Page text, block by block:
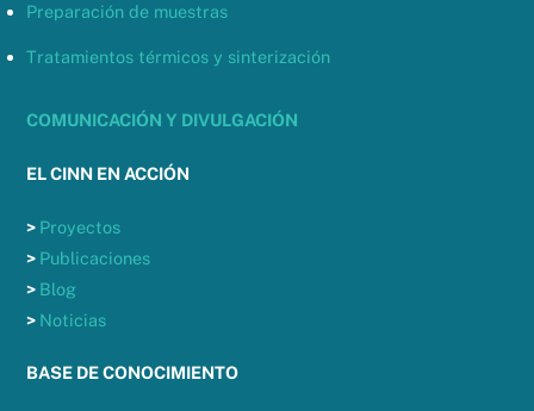
Preparación de muestras
Tratamientos térmicos y sinterización
COMUNICACIÓN Y DIVULGACIÓN
EL CINN EN ACCIÓN
> Proyectos
> Publicaciones
> Blog
> Noticias
BASE DE CONOCIMIENTO